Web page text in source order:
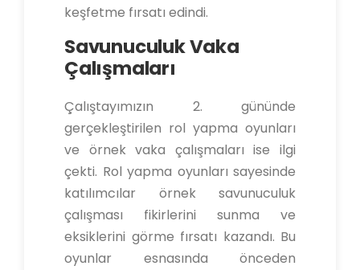
keşfetme fırsatı edindi.
Savunuculuk Vaka
Çalışmaları
Çalıştayımızın 2. gününde
gerçekleştirilen rol yapma oyunları
ve örnek vaka çalışmaları ise ilgi
çekti. Rol yapma oyunları sayesinde
katılımcılar örnek savunuculuk
çalışması fikirlerini sunma ve
eksiklerini görme fırsatı kazandı. Bu
oyunlar esnasında önceden